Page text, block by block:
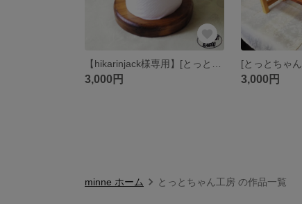
3,000円 3,000円
minne ホーム とっとちゃん工房 の作品一覧